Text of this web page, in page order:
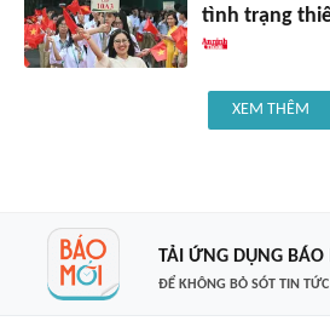
tình trạng
XEM THÊM
TẢI ỨNG DỤNG BÁO
ĐỂ KHÔNG BỎ SÓT TIN TỨC